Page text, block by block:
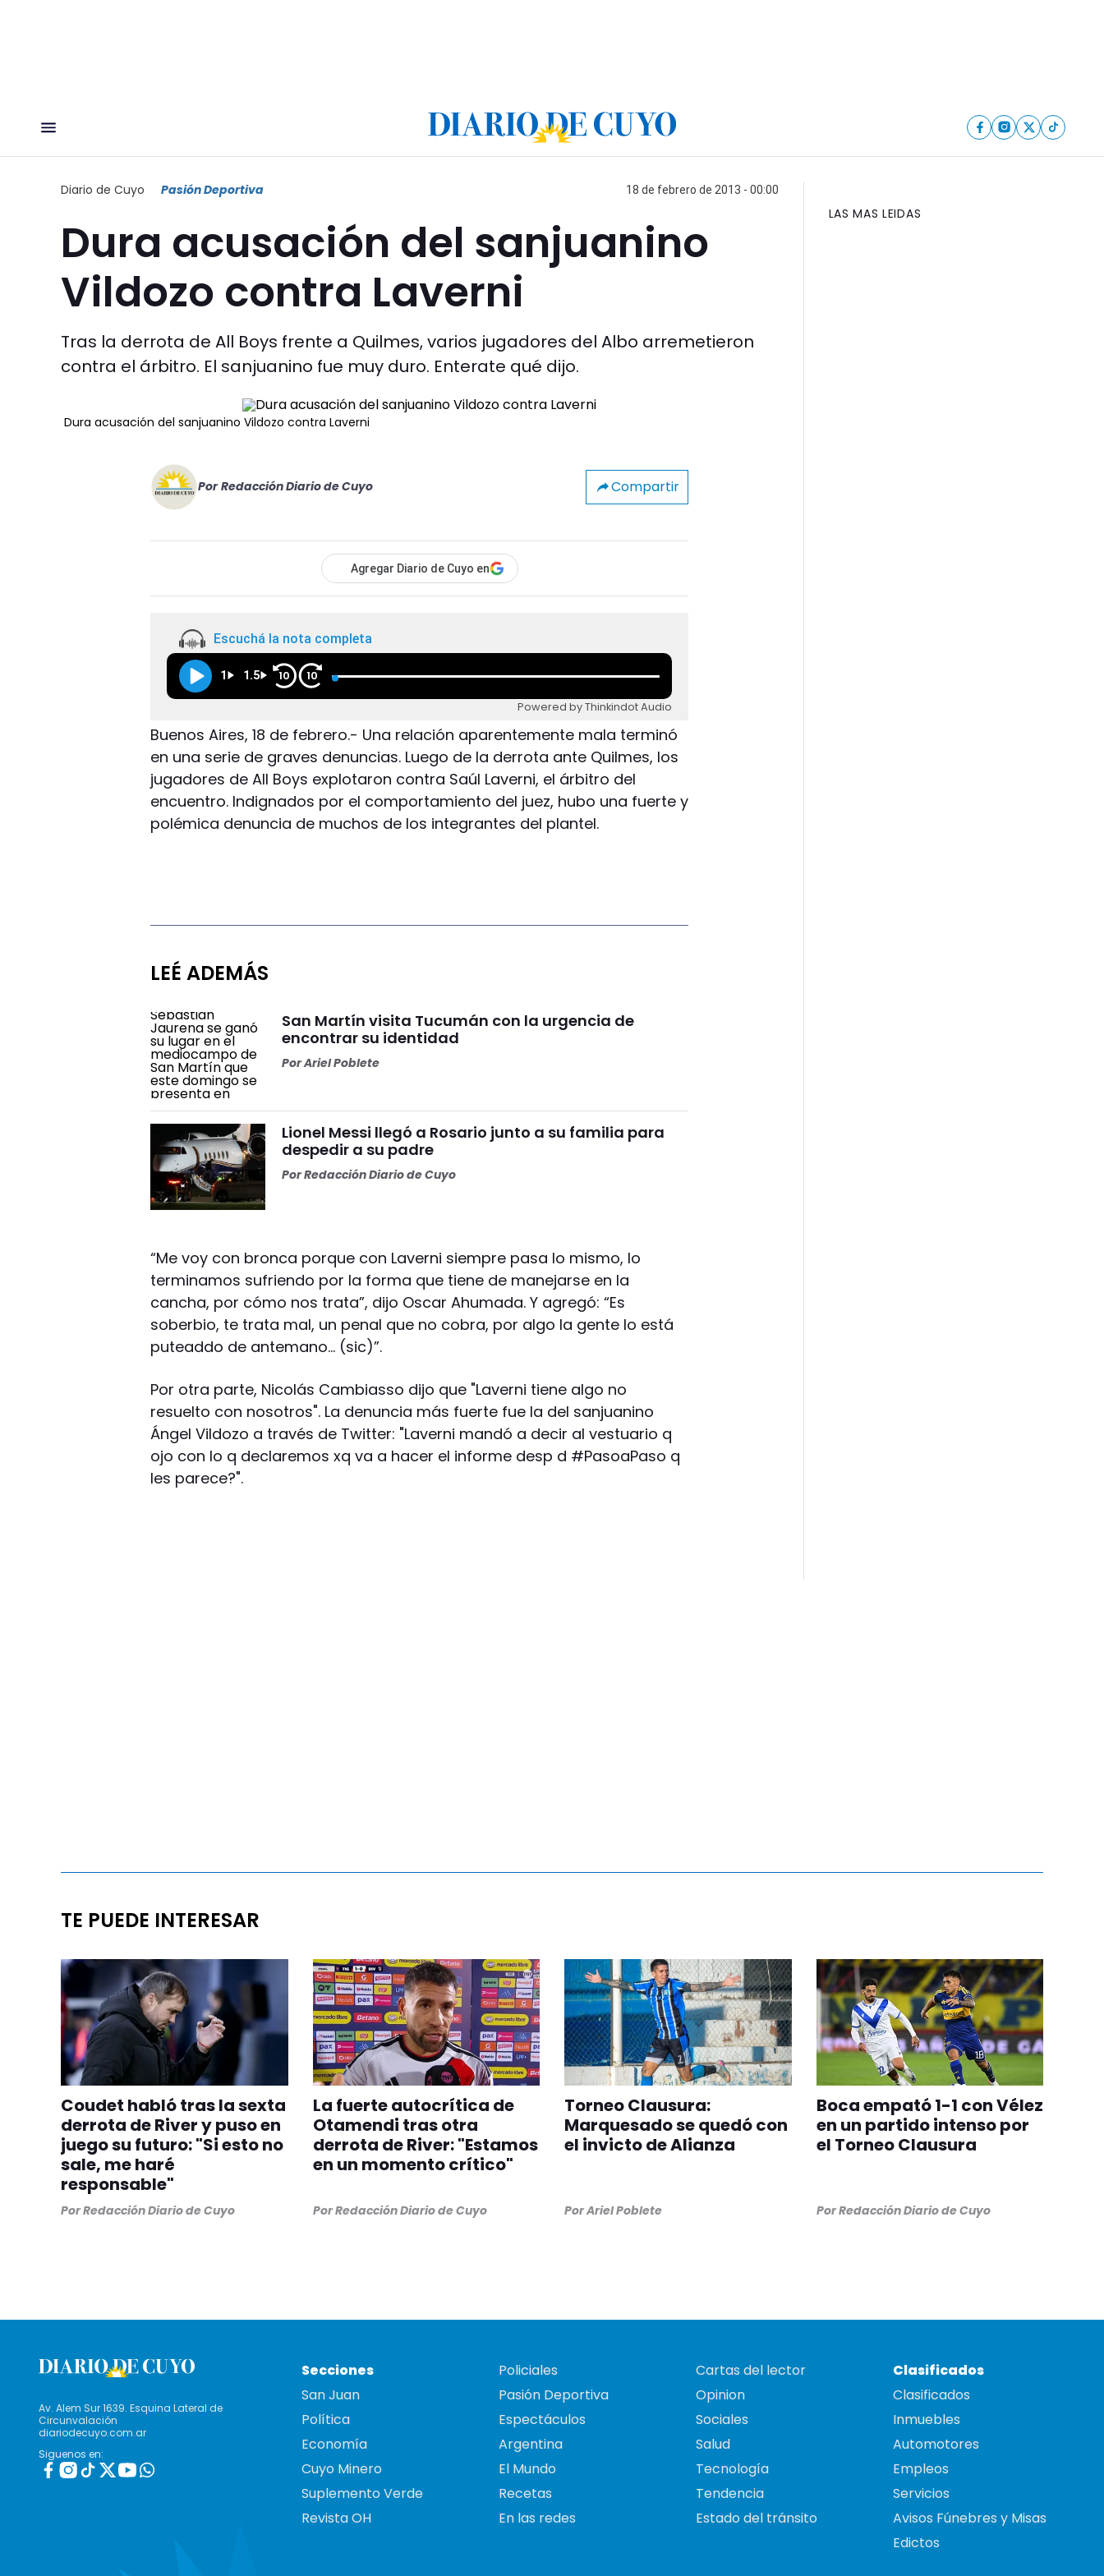
Diario de Cuyo Pasión Deportiva 18 de febrero de 2013 - 00:00
Dura acusación del sanjuanino
Vildozo contra Laverni
Tras la derrota de All Boys frente a Quilmes, varios jugadores del Albo arremetieron
contra el árbitro. El sanjuanino fue muy duro. Enterate qué dijo.
Dura acusación del sanjuanino Vildozo contra Laverni
Por Redacción Diario de Cuyo Compartir
Agregar Diario de Cuyo en
Escuchá la nota completa
1 1.5 10 10
Powered by Thinkindot Audio
Buenos Aires, 18 de febrero.- Una relación aparentemente mala terminó
en una serie de graves denuncias. Luego de la derrota ante Quilmes, los
jugadores de All Boys explotaron contra Saúl Laverni, el árbitro del
encuentro. Indignados por el comportamiento del juez, hubo una fuerte y
polémica denuncia de muchos de los integrantes del plantel.
LEÉ ADEMÁS
San Martín visita Tucumán con la urgencia de
encontrar su identidad
PorAriel Poblete
Lionel Messi llegó a Rosario junto a su familia para
despedir a su padre
PorRedacción Diario de Cuyo
“Me voy con bronca porque con Laverni siempre pasa lo mismo, lo
terminamos sufriendo por la forma que tiene de manejarse en la
cancha, por cómo nos trata”, dijo Oscar Ahumada. Y agregó: “Es
soberbio, te trata mal, un penal que no cobra, por algo la gente lo está
puteaddo de antemano… (sic)”.
Por otra parte, Nicolás Cambiasso dijo que "Laverni tiene algo no
resuelto con nosotros". La denuncia más fuerte fue la del sanjuanino
Ángel Vildozo a través de Twitter: "Laverni mandó a decir al vestuario q
ojo con lo q declaremos xq va a hacer el informe desp d #PasoaPaso q
les parece?".
LAS MAS LEIDAS
TE PUEDE INTERESAR
Coudet habló tras la sexta
derrota de River y puso en
juego su futuro: "Si esto no
sale, me haré
responsable"
PorRedacción Diario de Cuyo
La fuerte autocrítica de
Otamendi tras otra
derrota de River: "Estamos
en un momento crítico"
PorRedacción Diario de Cuyo
Torneo Clausura:
Marquesado se quedó con
el invicto de Alianza
PorAriel Poblete
Boca empató 1-1 con Vélez
en un partido intenso por
el Torneo Clausura
PorRedacción Diario de Cuyo
Av. Alem Sur 1639. Esquina Lateral de
Circunvalación
diariodecuyo.com.ar
Siguenos en:
Secciones
San Juan
Política
Economía
Cuyo Minero
Suplemento Verde
Revista OH
Policiales
Pasión Deportiva
Espectáculos
Argentina
El Mundo
Recetas
En las redes
Cartas del lector
Opinion
Sociales
Salud
Tecnología
Tendencia
Estado del tránsito
Clasificados
Clasificados
Inmuebles
Automotores
Empleos
Servicios
Avisos Fúnebres y Misas
Edictos